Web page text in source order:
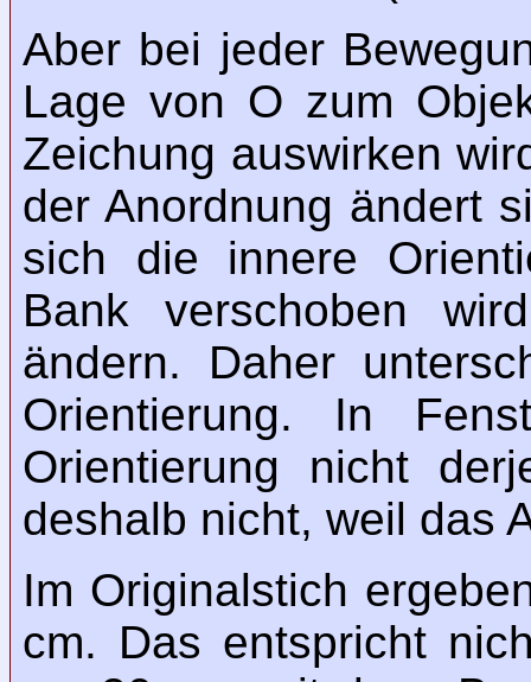
Aber bei jeder
Lage von O zum
Zeichung auswirken
der Anordnung ändert
sich die innere
Bank verschoben
ändern. Daher
Orientierung. In
Orientierung nicht
deshalb nicht, weil das
Im Originalstich
cm. Das entspricht